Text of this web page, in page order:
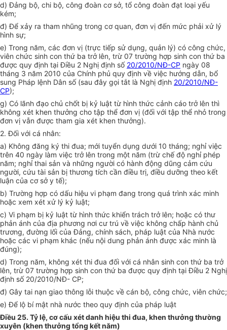
d) Đảng bộ, chi bộ, công đoàn cơ sở, tổ công đoàn đạt loại yếu
kém;
đ) Để xảy ra tham nhũng trong cơ quan, đơn vị đến mức phải xử lý
hình sự;
e) Trong năm, các đơn vị (trực tiếp sử dụng, quản lý) có công chức,
viên chức sinh con thứ ba trở lên, trừ 07 trường hợp sinh con thứ ba
được quy định tại Điều 2 Nghị định số 20/2010/NĐ-CP ngày 08
tháng 3 năm 2010 của Chính phủ quy định về việc hướng dẫn, bổ
sung Pháp lệnh Dân số (sau đây gọi tắt là Nghị định 20/2010/NĐ-
CP);
g) Có lãnh đạo chủ chốt bị kỷ luật từ hình thức cảnh cáo trở lên thì
không xét khen thưởng cho tập thể đơn vị (đối với tập thể nhỏ trong
đơn vị vẫn được tham gia xét khen thưởng).
2. Đối với cá nhân:
a) Không đăng ký thi đua; mới tuyển dụng dưới 10 tháng; nghỉ việc
trên 40 ngày làm việc trở lên trong một năm (trừ chế độ nghỉ phép
năm; nghỉ thai sản và những người có hành động dũng cảm cứu
người, cứu tài sản bị thương tích cần điều trị, điều dưỡng theo kết
luận của cơ sở y tế);
b) Trường hợp có dấu hiệu vi phạm đang trong quá trình xác minh
hoặc xem xét xử lý kỷ luật;
c) Vi phạm bị kỷ luật từ hình thức khiển trách trở lên; hoặc có thư
phản ánh của địa phương nơi cư trú về việc không chấp hành chủ
trương, đường lối của Đảng, chính sách, pháp luật của Nhà nước
hoặc các vi phạm khác (nếu nội dung phản ánh được xác minh là
đúng);
d) Trong năm, không xét thi đua đối với cá nhân sinh con thứ ba trở
lên, trừ 07 trường hợp sinh con thứ ba được quy định tại Điều 2 Nghị
định số 20/2010/NĐ- CP;
đ) Gây tai nạn giao thông lỗi thuộc về cán bộ, công chức, viên chức;
e) Để lộ bí mật nhà nước theo quy định của pháp luật
Điều 25. Tỷ lệ, cơ cấu xét danh hiệu thi đua, khen thưởng thường
xuyên (khen thưởng tổng kết năm)